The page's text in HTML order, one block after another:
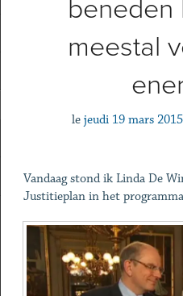
beneden
meestal
le jeudi 19 mars
Vandaag stond ik Linda De
Justitieplan in het